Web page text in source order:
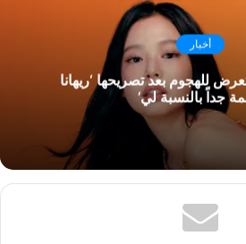
أخبار
للهجوم بعد تصريحها ‘ريهانا
جداً بالنسبة لي’